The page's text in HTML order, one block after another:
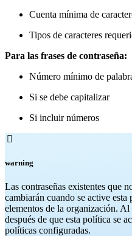
Cuenta mínima de
Tipos de caracteres
Para las frases de contraseña:
Número mínimo de
Si se debe capitalizar
Si incluir números

warning
Las contraseñas existentes que
cambiarán cuando se active
elementos de la organización.
después de que esta política se
políticas configuradas.